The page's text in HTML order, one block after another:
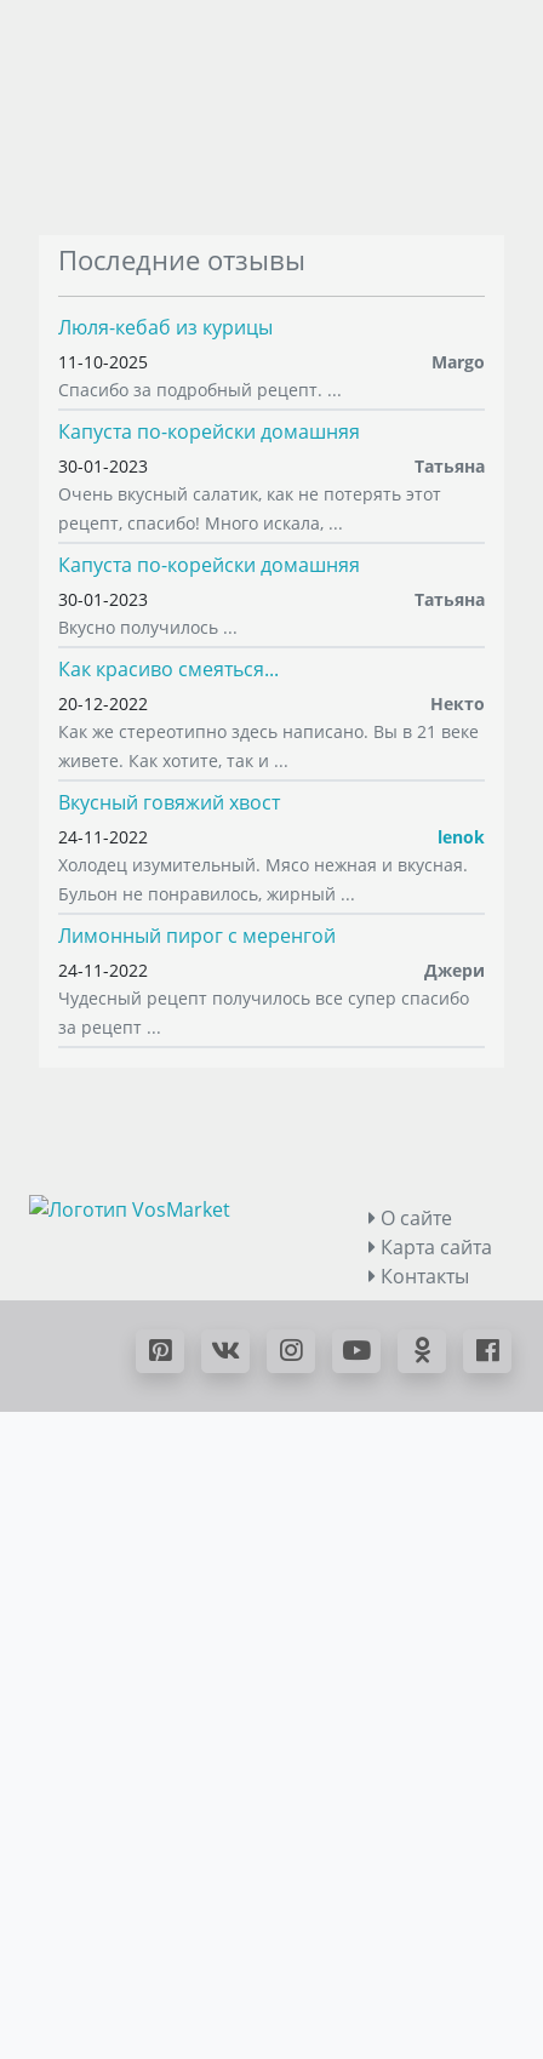
Последние отзывы
Люля-кебаб из курицы
11-10-2025
Margo
Спасибо за подробный рецепт. ...
Капуста по-корейски домашняя
30-01-2023
Татьяна
Очень вкусный салатик, как не потерять этот
рецепт, спасибо! Много искала, ...
Капуста по-корейски домашняя
30-01-2023
Татьяна
Вкусно получилось ...
Как красиво смеяться...
20-12-2022
Некто
Как же стереотипно здесь написано. Вы в 21 веке
живете. Как хотите, так и ...
Вкусный говяжий хвост
24-11-2022
lenok
Холодец изумительный. Мясо нежная и вкусная.
Бульон не понравилось, жирный ...
Лимонный пирог с меренгой
24-11-2022
Джери
Чудесный рецепт получилось все супер спасибо
за рецепт ...
О сайте
Карта сайта
Контакты